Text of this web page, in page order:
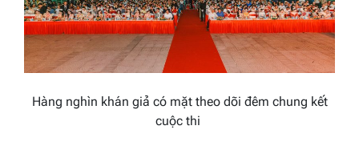
Hàng nghìn khán giả có mặt theo dõi đêm chung kết
cuộc thi